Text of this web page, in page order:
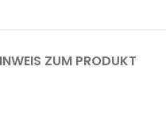
ZUM PRODUKT